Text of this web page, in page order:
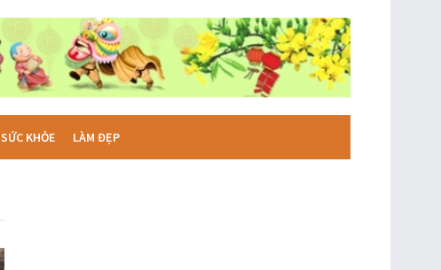
SỨC KHỎE LÀM ĐẸP